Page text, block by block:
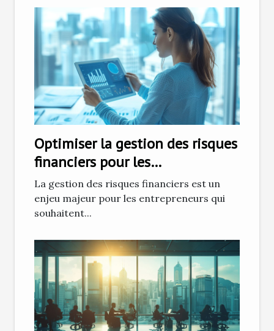
Optimiser la gestion des risques
financiers pour les
entrepreneurs
La gestion des risques financiers est un
enjeu majeur pour les entrepreneurs qui
souhaitent...